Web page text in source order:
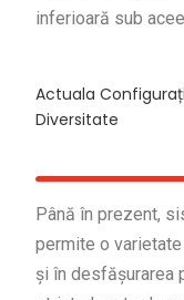
inferioară sub
Actuala
Diversitate
Până în prezent,
permite o
și în desfășurarea